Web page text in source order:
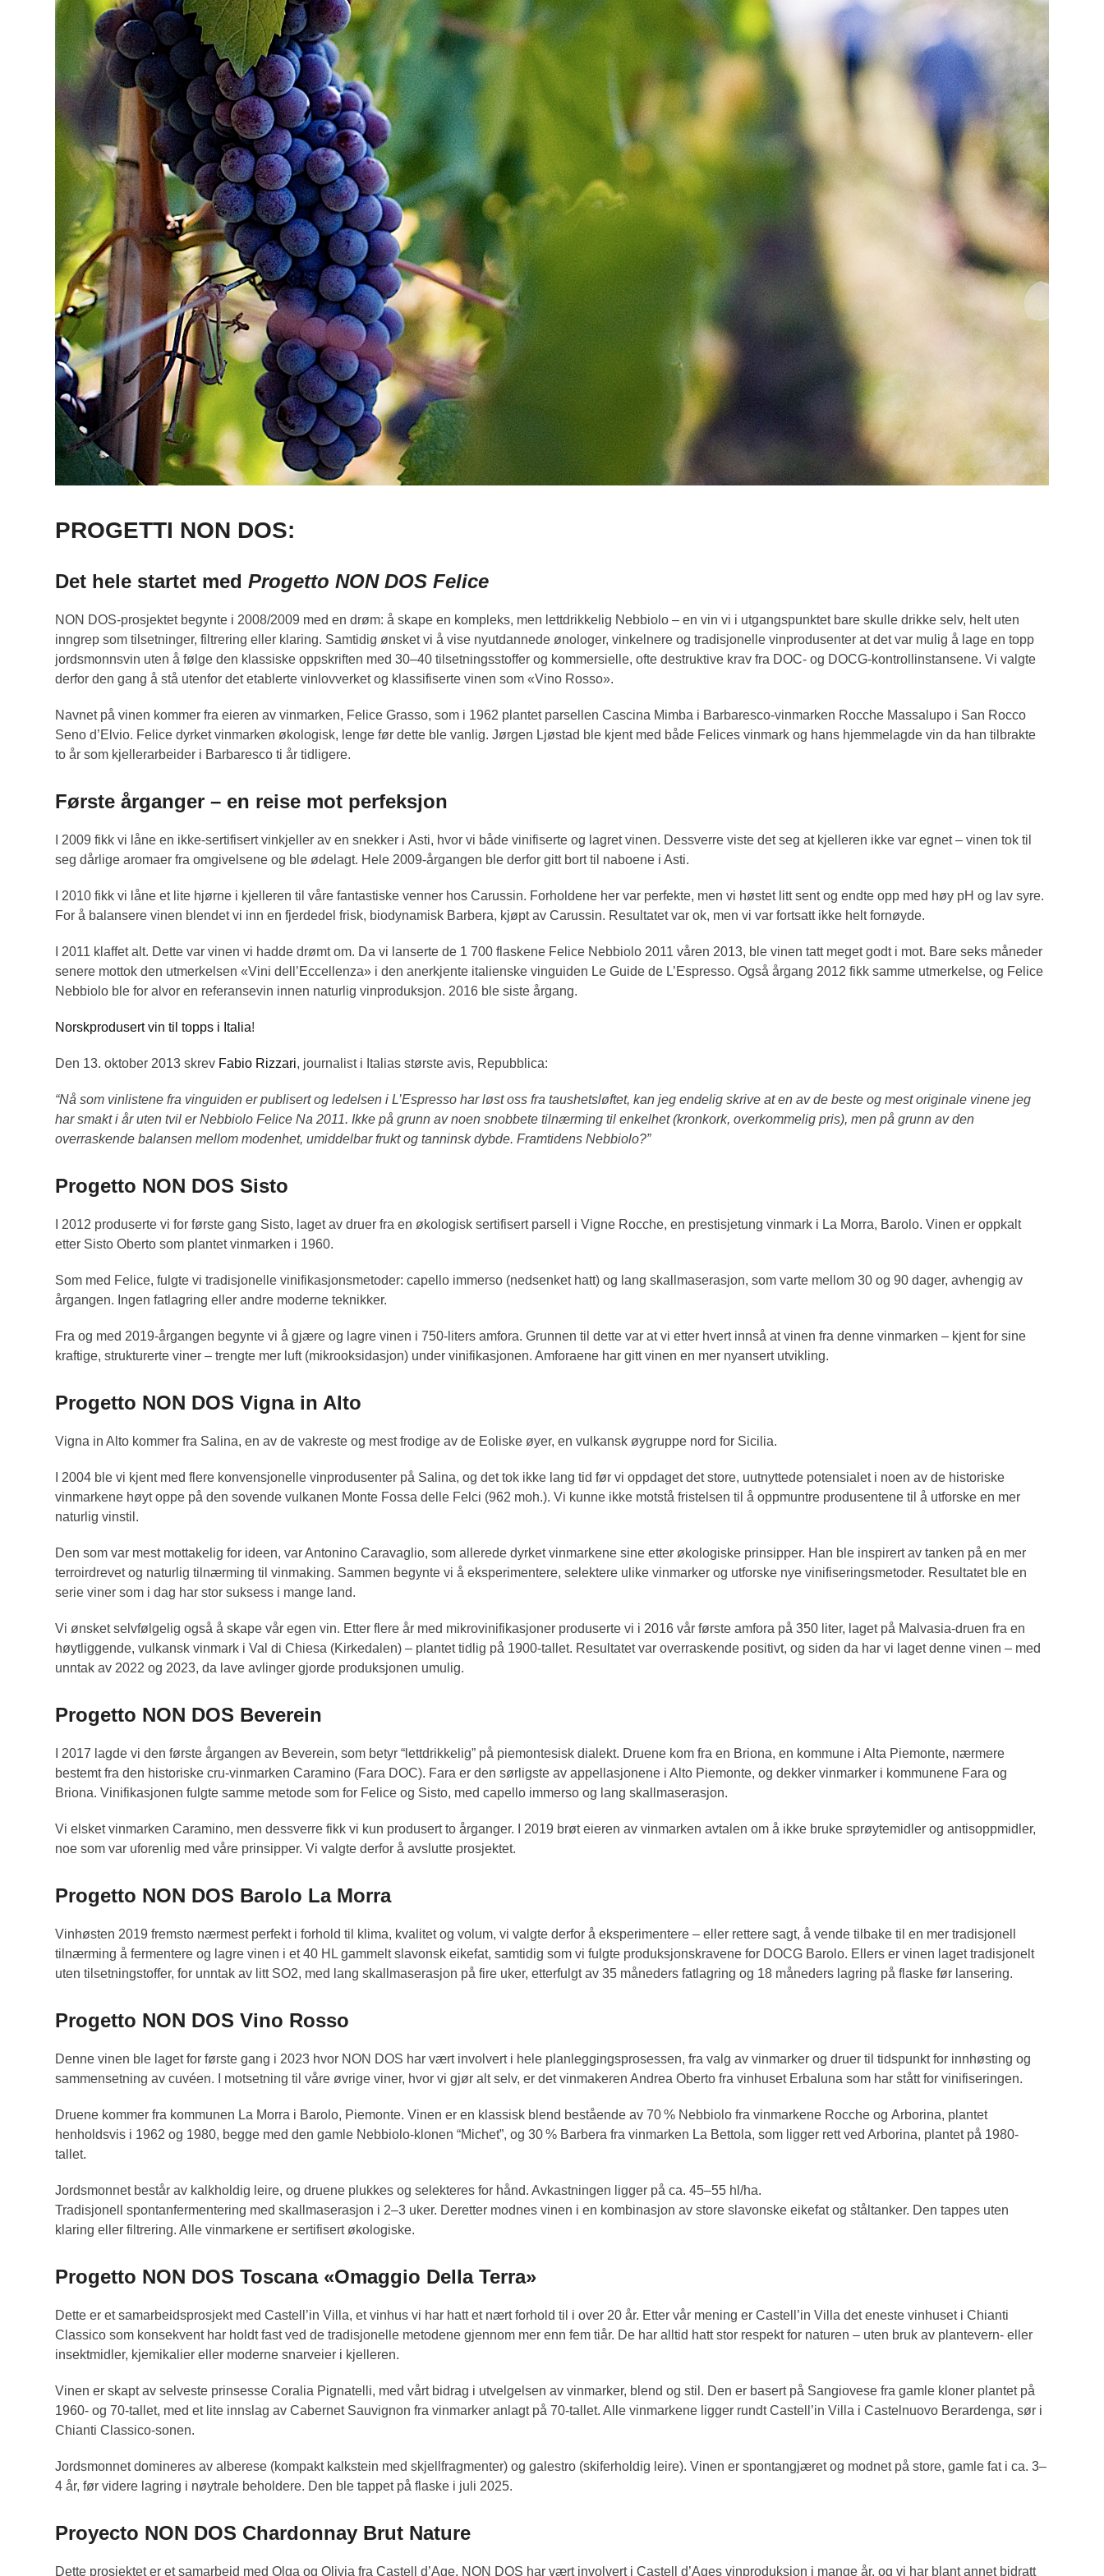
PROGETTI NON DOS:
Det hele startet medProgetto NON DOS Felice
NON DOS-prosjektet begynte i 2008/2009 med en drøm: å skape en kompleks, men lettdrikkelig Nebbiolo – en vin vi i utgangspunktet bare skulle drikke selv, helt uten
inngrep som tilsetninger, filtrering eller klaring. Samtidig ønsket vi å vise nyutdannede ønologer, vinkelnere og tradisjonelle vinprodusenter at det var mulig å lage en topp
jordsmonnsvin uten å følge den klassiske oppskriften med 30–40 tilsetningsstoffer og kommersielle, ofte destruktive krav fra DOC- og DOCG-kontrollinstansene. Vi valgte
derfor den gang å stå utenfor det etablerte vinlovverket og klassifiserte vinen som «Vino Rosso».
Navnet på vinen kommer fra eieren av vinmarken, Felice Grasso, som i 1962 plantet parsellen Cascina Mimba i Barbaresco-vinmarken Rocche Massalupo i San Rocco
Seno d’Elvio. Felice dyrket vinmarken økologisk, lenge før dette ble vanlig. Jørgen Ljøstad ble kjent med både Felices vinmark og hans hjemmelagde vin da han tilbrakte
to år som kjellerarbeider i Barbaresco ti år tidligere.
Første årganger – en reise mot perfeksjon
I 2009 fikk vi låne en ikke-sertifisert vinkjeller av en snekker i Asti, hvor vi både vinifiserte og lagret vinen. Dessverre viste det seg at kjelleren ikke var egnet – vinen tok til
seg dårlige aromaer fra omgivelsene og ble ødelagt. Hele 2009-årgangen ble derfor gitt bort til naboene i Asti.
I 2010 fikk vi låne et lite hjørne i kjelleren til våre fantastiske venner hos Carussin. Forholdene her var perfekte, men vi høstet litt sent og endte opp med høy pH og lav syre.
For å balansere vinen blendet vi inn en fjerdedel frisk, biodynamisk Barbera, kjøpt av Carussin. Resultatet var ok, men vi var fortsatt ikke helt fornøyde.
I 2011 klaffet alt. Dette var vinen vi hadde drømt om. Da vi lanserte de 1 700 flaskene Felice Nebbiolo 2011 våren 2013, ble vinen tatt meget godt i mot. Bare seks måneder
senere mottok den utmerkelsen «Vini dell’Eccellenza» i den anerkjente italienske vinguiden Le Guide de L’Espresso. Også årgang 2012 fikk samme utmerkelse, og Felice
Nebbiolo ble for alvor en referansevin innen naturlig vinproduksjon. 2016 ble siste årgang.
Norskprodusert vin til topps i Italia!
Den 13. oktober 2013 skrev Fabio Rizzari, journalist i Italias største avis, Repubblica:
“Nå som vinlistene fra vinguiden er publisert og ledelsen i L’Espresso har løst oss fra taushetsløftet, kan jeg endelig skrive at en av de beste og mest originale vinene jeg
har smakt i år uten tvil er Nebbiolo Felice Na 2011. Ikke på grunn av noen snobbete tilnærming til enkelhet (kronkork, overkommelig pris), men på grunn av den
overraskende balansen mellom modenhet, umiddelbar frukt og tanninsk dybde. Framtidens Nebbiolo?”
Progetto NON DOS Sisto
I 2012 produserte vi for første gang Sisto, laget av druer fra en økologisk sertifisert parsell i Vigne Rocche, en prestisjetung vinmark i La Morra, Barolo. Vinen er oppkalt
etter Sisto Oberto som plantet vinmarken i 1960.
Som med Felice, fulgte vi tradisjonelle vinifikasjonsmetoder: capello immerso (nedsenket hatt) og lang skallmaserasjon, som varte mellom 30 og 90 dager, avhengig av
årgangen. Ingen fatlagring eller andre moderne teknikker.
Fra og med 2019-årgangen begynte vi å gjære og lagre vinen i 750-liters amfora. Grunnen til dette var at vi etter hvert innså at vinen fra denne vinmarken – kjent for sine
kraftige, strukturerte viner – trengte mer luft (mikrooksidasjon) under vinifikasjonen. Amforaene har gitt vinen en mer nyansert utvikling.
Progetto NON DOS Vigna in Alto
Vigna in Alto kommer fra Salina, en av de vakreste og mest frodige av de Eoliske øyer, en vulkansk øygruppe nord for Sicilia.
I 2004 ble vi kjent med flere konvensjonelle vinprodusenter på Salina, og det tok ikke lang tid før vi oppdaget det store, uutnyttede potensialet i noen av de historiske
vinmarkene høyt oppe på den sovende vulkanen Monte Fossa delle Felci (962 moh.). Vi kunne ikke motstå fristelsen til å oppmuntre produsentene til å utforske en mer
naturlig vinstil.
Den som var mest mottakelig for ideen, var Antonino Caravaglio, som allerede dyrket vinmarkene sine etter økologiske prinsipper. Han ble inspirert av tanken på en mer
terroirdrevet og naturlig tilnærming til vinmaking. Sammen begynte vi å eksperimentere, selektere ulike vinmarker og utforske nye vinifiseringsmetoder. Resultatet ble en
serie viner som i dag har stor suksess i mange land.
Vi ønsket selvfølgelig også å skape vår egen vin. Etter flere år med mikrovinifikasjoner produserte vi i 2016 vår første amfora på 350 liter, laget på Malvasia-druen fra en
høytliggende, vulkansk vinmark i Val di Chiesa (Kirkedalen) – plantet tidlig på 1900-tallet. Resultatet var overraskende positivt, og siden da har vi laget denne vinen – med
unntak av 2022 og 2023, da lave avlinger gjorde produksjonen umulig.
Progetto NON DOS Beverein
I 2017 lagde vi den første årgangen av Beverein, som betyr “lettdrikkelig” på piemontesisk dialekt. Druene kom fra en Briona, en kommune i Alta Piemonte, nærmere
bestemt fra den historiske cru-vinmarken Caramino (Fara DOC). Fara er den sørligste av appellasjonene i Alto Piemonte, og dekker vinmarker i kommunene Fara og
Briona. Vinifikasjonen fulgte samme metode som for Felice og Sisto, med capello immerso og lang skallmaserasjon.
Vi elsket vinmarken Caramino, men dessverre fikk vi kun produsert to årganger. I 2019 brøt eieren av vinmarken avtalen om å ikke bruke sprøytemidler og antisoppmidler,
noe som var uforenlig med våre prinsipper. Vi valgte derfor å avslutte prosjektet.
Progetto NON DOS Barolo La Morra
Vinhøsten 2019 fremsto nærmest perfekt i forhold til klima, kvalitet og volum, vi valgte derfor å eksperimentere – eller rettere sagt, å vende tilbake til en mer tradisjonell
tilnærming å fermentere og lagre vinen i et 40 HL gammelt slavonsk eikefat, samtidig som vi fulgte produksjonskravene for DOCG Barolo. Ellers er vinen laget tradisjonelt
uten tilsetningstoffer, for unntak av litt SO2, med lang skallmaserasjon på fire uker, etterfulgt av 35 måneders fatlagring og 18 måneders lagring på flaske før lansering.
Progetto NON DOS Vino Rosso
Denne vinen ble laget for første gang i 2023 hvor NON DOS har vært involvert i hele planleggingsprosessen, fra valg av vinmarker og druer til tidspunkt for innhøsting og
sammensetning av cuvéen. I motsetning til våre øvrige viner, hvor vi gjør alt selv, er det vinmakeren Andrea Oberto fra vinhuset Erbaluna som har stått for vinifiseringen.
Druene kommer fra kommunen La Morra i Barolo, Piemonte. Vinen er en klassisk blend bestående av 70 % Nebbiolo fra vinmarkene Rocche og Arborina, plantet
henholdsvis i 1962 og 1980, begge med den gamle Nebbiolo-klonen “Michet”, og 30 % Barbera fra vinmarken La Bettola, som ligger rett ved Arborina, plantet på 1980-
tallet.
Jordsmonnet består av kalkholdig leire, og druene plukkes og selekteres for hånd. Avkastningen ligger på ca. 45–55 hl/ha.
Tradisjonell spontanfermentering med skallmaserasjon i 2–3 uker. Deretter modnes vinen i en kombinasjon av store slavonske eikefat og ståltanker. Den tappes uten
klaring eller filtrering. Alle vinmarkene er sertifisert økologiske.
Progetto NON DOS Toscana «Omaggio Della Terra»
Dette er et samarbeidsprosjekt med Castell’in Villa, et vinhus vi har hatt et nært forhold til i over 20 år. Etter vår mening er Castell’in Villa det eneste vinhuset i Chianti
Classico som konsekvent har holdt fast ved de tradisjonelle metodene gjennom mer enn fem tiår. De har alltid hatt stor respekt for naturen – uten bruk av plantevern- eller
insektmidler, kjemikalier eller moderne snarveier i kjelleren.
Vinen er skapt av selveste prinsesse Coralia Pignatelli, med vårt bidrag i utvelgelsen av vinmarker, blend og stil. Den er basert på Sangiovese fra gamle kloner plantet på
1960- og 70-tallet, med et lite innslag av Cabernet Sauvignon fra vinmarker anlagt på 70-tallet. Alle vinmarkene ligger rundt Castell’in Villa i Castelnuovo Berardenga, sør i
Chianti Classico-sonen.
Jordsmonnet domineres av alberese (kompakt kalkstein med skjellfragmenter) og galestro (skiferholdig leire). Vinen er spontangjæret og modnet på store, gamle fat i ca. 3–
4 år, før videre lagring i nøytrale beholdere. Den ble tappet på flaske i juli 2025.
Proyecto NON DOS Chardonnay Brut Nature
Dette prosjektet er et samarbeid med Olga og Olivia fra Castell d’Age. NON DOS har vært involvert i Castell d’Ages vinproduksjon i mange år, og vi har blant annet bidratt